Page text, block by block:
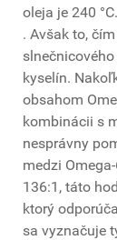
oleja je 240
. Avšak to,
kyselín.
obsahom
kombinácii s
nesprávny
medzi
136:1, táto
ktorý
sa vyznačuje